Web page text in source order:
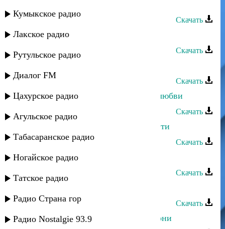
Кумыкское радио
Лакское радио
Рутульское радио
Диалог FM
Цахурское радио
Агульское радио
Табасаранское радио
Ногайское радио
Татское радио
Радио Страна гор
Радио Nostalgie 93.9
Скачать
Хуршида - Огонь страсти
Скачать
Скачать
Хадижат Джамалудинова - Огонь любви
Скачать
Дагмара Ибрагимова - Огонь страсти
Скачать
Лариса Гаджиева - Огонь Любви
Скачать
Скачать
Кристина Азизханова - Меня не гони